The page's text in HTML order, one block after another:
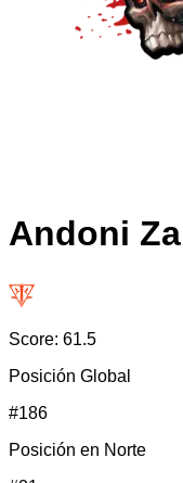
Andoni
Score: 61.5
Posición Global
#186
Posición en Norte